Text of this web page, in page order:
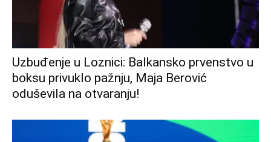
Uzbuđenje u Loznici: Balkansko prvenstvo u
boksu privuklo pažnju, Maja Berović
oduševila na otvaranju!